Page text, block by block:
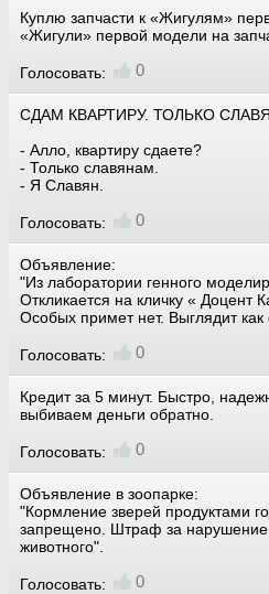
Куплю запчасти к «Жигулям»
«Жигули» первой модели на
Голосовать: 0
СДАМ КВАРТИРУ. ТОЛЬКО
- Алло, квартиру сдаете?
- Только славянам.
- Я Славян.
Голосовать: 0
Объявление:
"Из лаборатории генного
Откликается на кличку « Доцент
Особых примет нет. Выглядит как
Голосовать: 0
Кредит за 5 минут. Быстро,
выбиваем деньги обратно.
Голосовать: 0
Объявление в зоопарке:
"Кормление зверей продуктами
запрещено. Штраф за нарушение
животного".
Голосовать: 0